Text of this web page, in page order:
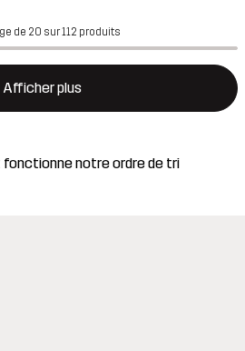
de 20 sur 112 produits
Afficher plus
notre ordre de tri